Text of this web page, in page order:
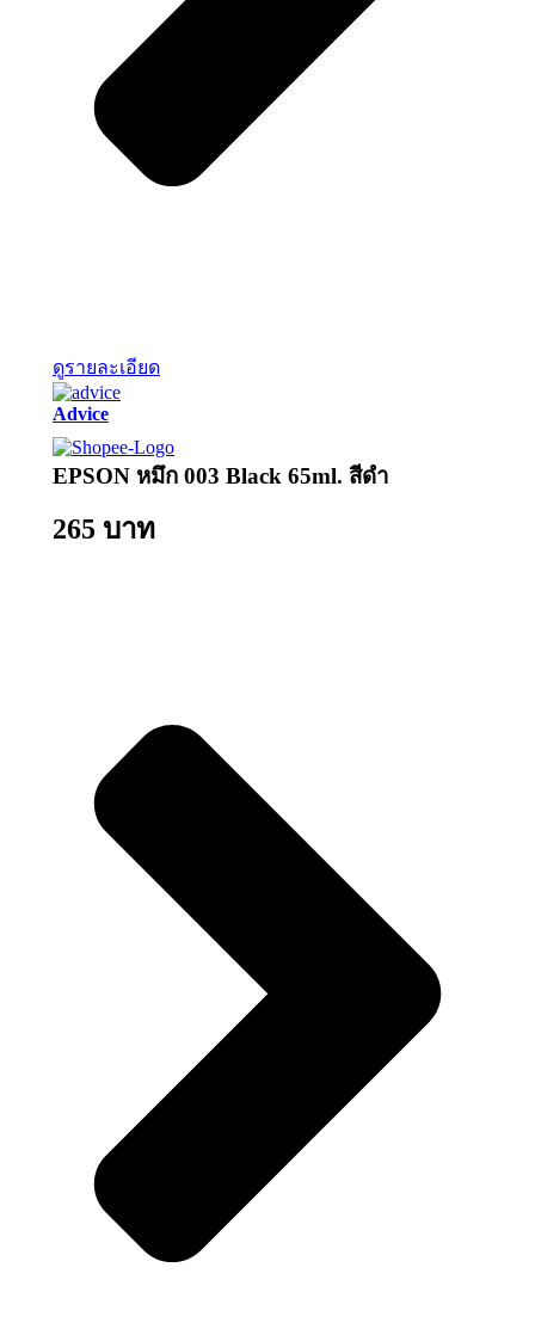
ดูรายละเอียด
Advice
EPSON หมึก 003 Black 65ml. สีดำ
265 บาท